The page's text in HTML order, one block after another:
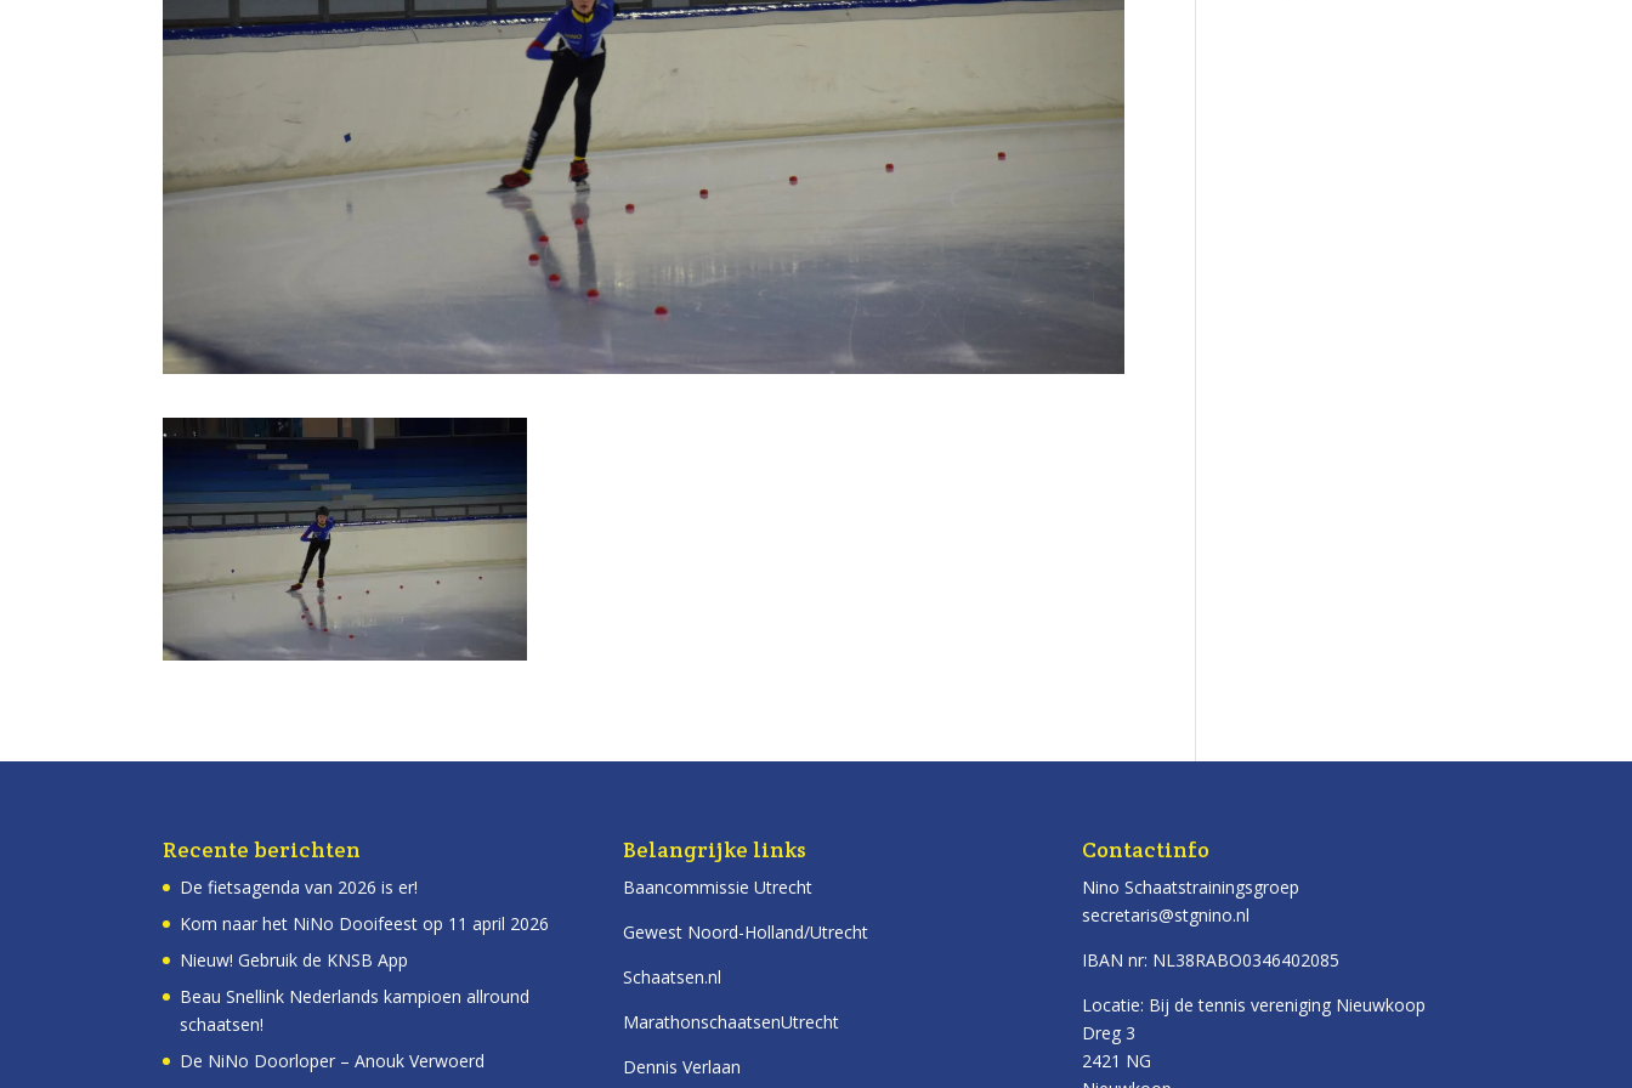
Recente berichten
De fietsagenda van 2026 is er!
Kom naar het NiNo Dooifeest op 11 april 2026
Nieuw! Gebruik de KNSB App
Beau Snellink Nederlands kampioen allround
schaatsen!
De NiNo Doorloper – Anouk Verwoerd
Belangrijke links
Baancommissie Utrecht
Gewest Noord-Holland/Utrecht
Schaatsen.nl
MarathonschaatsenUtrecht
Dennis Verlaan
Contactinfo
Nino Schaatstrainingsgroep
secretaris@stgnino.nl
IBAN nr: NL38RABO0346402085
Locatie: Bij de tennis vereniging Nieuwkoop
Dreg 3
2421 NG